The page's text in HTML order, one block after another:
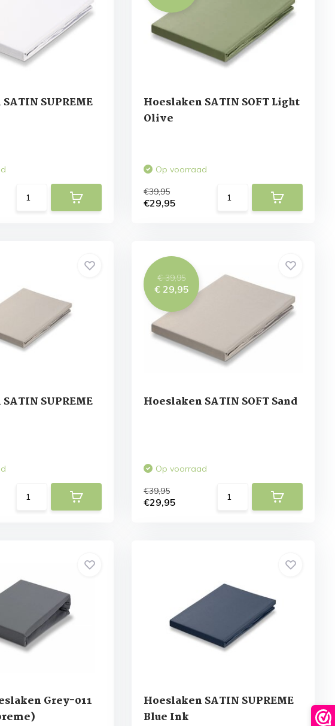
SUPREME
Hoeslaken SATIN SOFT Light
Olive
Op voorraad
€39,95
€29,95
SUPREME
€ 39,95
€ 29,95
Hoeslaken SATIN SOFT Sand
Op voorraad
€39,95
€29,95
Grey-011
Hoeslaken SATIN SUPREME
Blue Ink